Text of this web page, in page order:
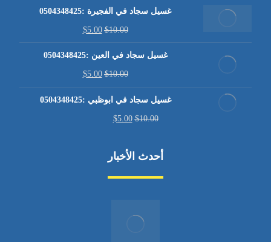
غسيل سجاد في الفجيرة :0504348425
$10.00
$5.00
غسيل سجاد في العين :0504348425
$10.00
$5.00
غسيل سجاد في ابوظبي :0504348425
$10.00
$5.00
أحدث الأخبار